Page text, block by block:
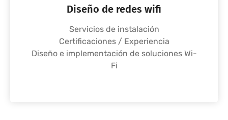
Diseño de redes wifi
Servicios de instalación
Certificaciones / Experiencia
Diseño e implementación de soluciones Wi-
Fi